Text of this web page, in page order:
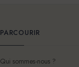
PARCOURIR
Qui sommes-nous ?